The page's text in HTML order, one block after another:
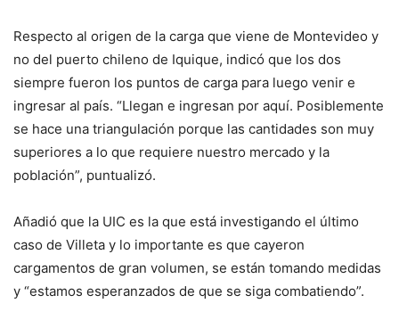
Respecto al origen de la carga que viene de Montevideo y
no del puerto chileno de Iquique, indicó que los dos
siempre fueron los puntos de carga para luego venir e
ingresar al país. “Llegan e ingresan por aquí. Posiblemente
se hace una triangulación porque las cantidades son muy
superiores a lo que requiere nuestro mercado y la
población”, puntualizó.
Añadió que la UIC es la que está investigando el último
caso de Villeta y lo importante es que cayeron
cargamentos de gran volumen, se están tomando medidas
y “estamos esperanzados de que se siga combatiendo”.